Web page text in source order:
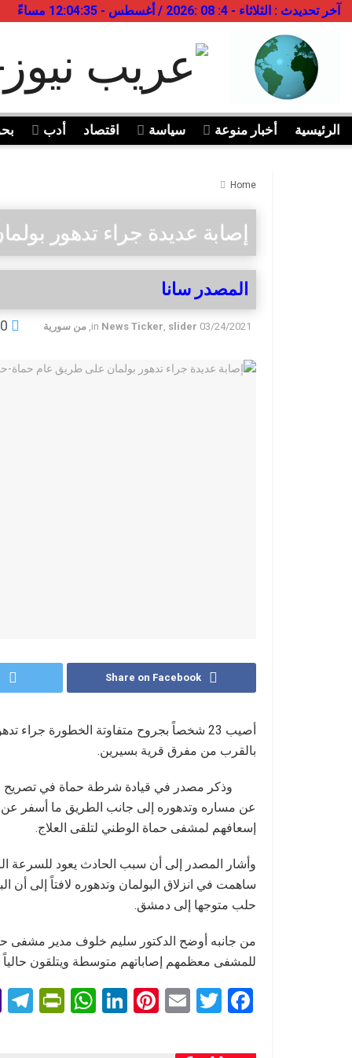
آخر تحديدث : الثلاثاء - 4: 08 :2026 / أغسطس - 12:04:35 مساءً
الرئيسية أخبار منوعة سياسة اقتصاد أدب
Home
إصابة عديدة جراء تدهور
المصدر سانا
03/24/2021
in News Ticker, slider
, من سورية 0
Share on Facebook
أصيب 23 شخصاً بجروح متفاوتة الخطورة
بالقرب من مفرق قرية بسيرين.
وذكر مصدر في قيادة شرطة حماة في تصريح
عن مساره وتدهوره إلى جانب الطريق ما أسفر عن
إسعافهم لمشفى حماة الوطني لتلقى العلاج.
وأشار المصدر إلى أن سبب الحادث يعود للسرعة
ساهمت في انزلاق البولمان وتدهوره لافتاً إلى
حلب متوجها إلى دمشق.
للمشفى معظمهم إصاباتهم متوسطة ويتلقون حالياً
F
ce
T
tt
E
Pi
Li
W
Pr